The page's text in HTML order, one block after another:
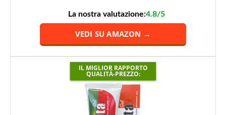
La nostra valutazione:4.8/5
VEDI SU AMAZON →
IL MIGLIOR RAPPORTO
QUALITÀ-PREZZO: